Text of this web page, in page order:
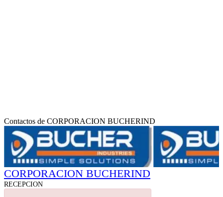
Contactos de CORPORACION BUCHERIND
CORPORACION BUCHERIND
RECEPCION